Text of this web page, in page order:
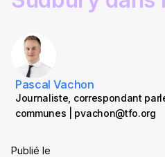
Pascal Vachon
Journaliste, correspondant
communes | pvachon@tfo.org
Publié le